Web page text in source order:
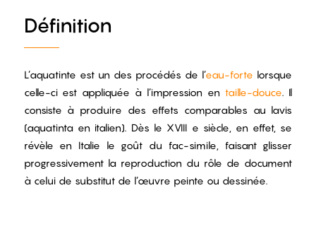
Définition
L’aquatinte est un des procédés de l’eau-forte lorsque
celle-ci est appliquée à l’impression en taille-douce. Il
consiste à produire des effets comparables au lavis
(aquatinta en italien). Dès le XVIII e siècle, en effet, se
révèle en Italie le goût du fac-simile, faisant glisser
progressivement la reproduction du rôle de document
à celui de substitut de l’œuvre peinte ou dessinée.